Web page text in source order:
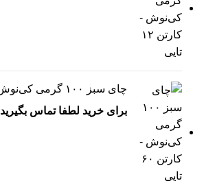
چای سبز ۱۰۰ گرمی کی‌نوش - کارتن ۶۰ تایی
برای خرید لطفا تماس بگیرید